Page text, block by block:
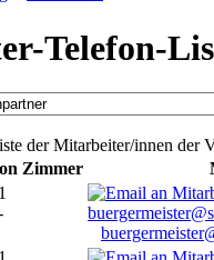
Telefon-
der Mitarbeiter/innen der
Zimmer